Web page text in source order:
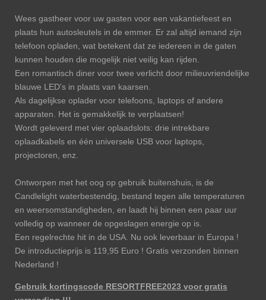
Wees gastheer voor uw gasten voor een vakantiefeest en
plaats hun autosleutels in de emmer. Er zal altijd iemand zijn
telefoon opladen, wat betekent dat ze iedereen in de gaten
kunnen houden die mogelijk niet veilig kan rijden.
Een romantisch diner voor twee verlicht door milieuvriendelijke
blauwe LED's in plaats van kaarsen.
Als dagelijkse oplader voor telefoons, laptops of andere
apparaten. Het is gemakkelijk te verplaatsen!
Wordt geleverd met vier oplaadslots: drie intrekbare
oplaadkabels en één universele USB voor laptops,
projectoren, enz.
Ontworpen met het oog op gebruik buitenshuis, is de
Candlelight waterbestendig, bestand tegen alle temperaturen
en weersomstandigheden, en laadt hij binnen een paar uur
volledig op wanneer de opgeslagen energie op is.
Een regelrechte hit in de USA. Nu ook leverbaar in Europa !
De introductieprijs is 119,95 Euro ! Gratis verzonden binnen
Nederland !
Gebruik kortingscode RESORTFREE2023 voor gratis